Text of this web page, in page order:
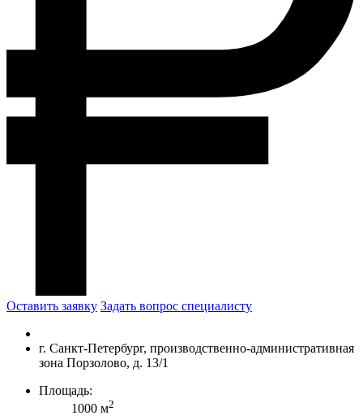
Оставить заявку Задать вопрос специалисту
г. Санкт-Петербург, производственно-административная
зона Порзолово, д. 13/1
Площадь:
1000 м2